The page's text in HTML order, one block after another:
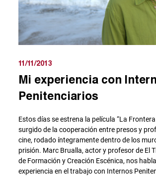
11/11/2013
Mi experiencia con
Penitenciarios
Estos días se estrena la película “La
surgido de la cooperación entre presos y
cine, rodado íntegramente dentro de los
prisión. Marc Brualla, actor y profesor de El
de Formación y Creación Escénica, nos
experiencia en el trabajo con Internos